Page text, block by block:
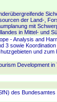
der Land-,
mit
in Mittel- und
- Analysis and
3 sowie
und zum
Development in
des